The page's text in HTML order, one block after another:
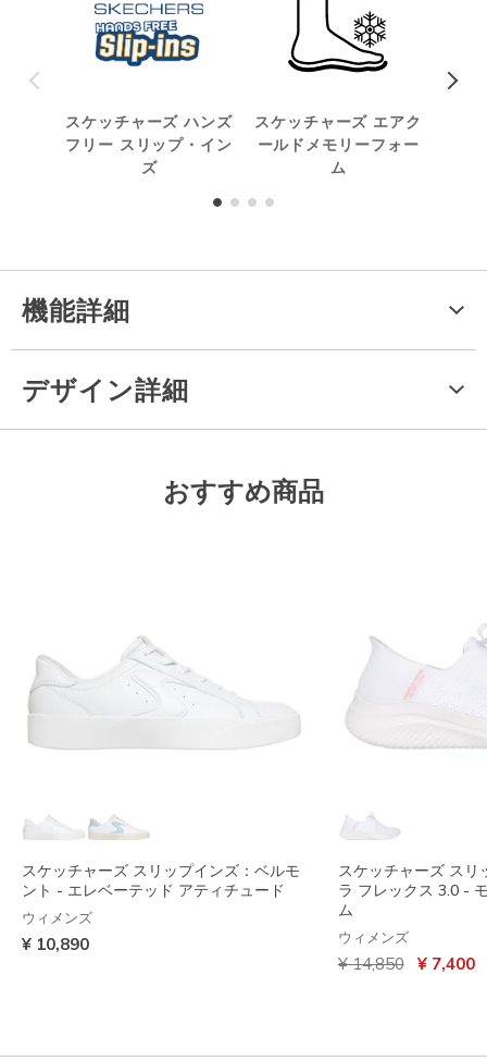
スケッチャーズ ハンズ
フリー スリップ・イン
ズ
スケッチャーズ エアク
ールドメモリーフォー
ム
機能詳細
デザイン詳細
おすすめ商品
スケッチャーズ スリップインズ：ベルモ
ント - エレベーテッド アティチュード
ウィメンズ
¥ 10,890
スケッチャーズ スリ
ラ フレックス 3.0 -
ム
ウィメンズ
からの値引き
¥ 14,850から
¥ 7,400